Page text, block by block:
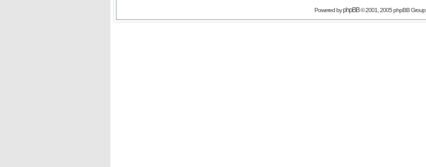
Powered byphpBB© 2001, 2005 phpBB Group